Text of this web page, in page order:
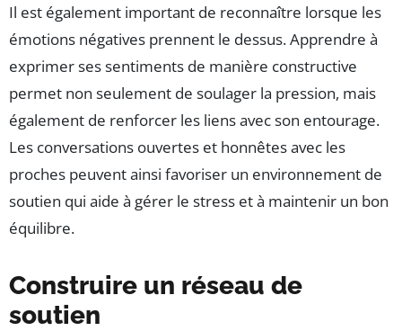
Il est également important de reconnaître lorsque les
émotions négatives prennent le dessus. Apprendre à
exprimer ses sentiments de manière constructive
permet non seulement de soulager la pression, mais
également de renforcer les liens avec son entourage.
Les conversations ouvertes et honnêtes avec les
proches peuvent ainsi favoriser un environnement de
soutien qui aide à gérer le stress et à maintenir un bon
équilibre.
Construire un réseau de
soutien